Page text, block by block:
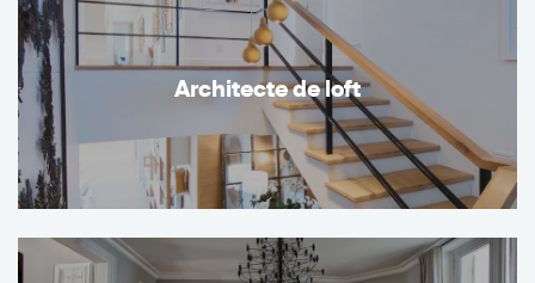
Architecte de loft